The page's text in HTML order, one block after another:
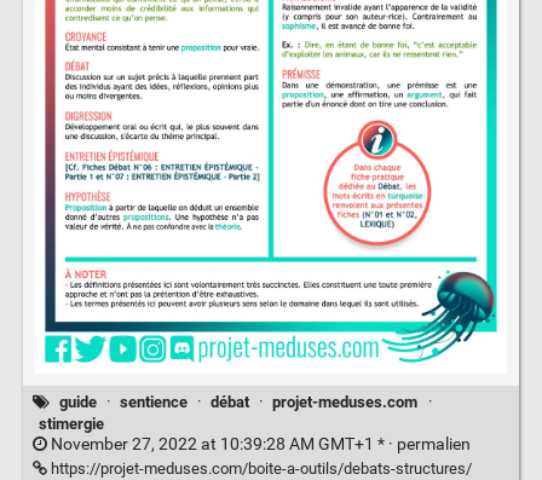
guide · sentience · débat · projet-meduses.com
·
stimergie
November 27, 2022 at 10:39:28 AM GMT+1 * · permalien
https://projet-meduses.com/boite-a-outils/debats-structures/